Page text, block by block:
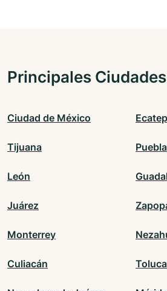
Principales Ciudades
Ciudad de México
Tijuana Puebla
León
Juárez
Monterrey
Culiacán Toluca